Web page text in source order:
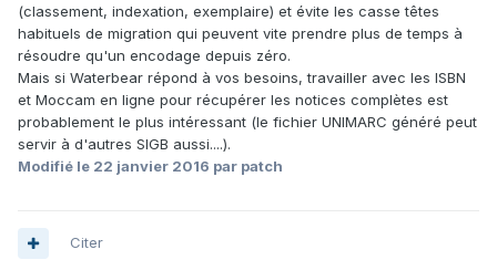
(classement, indexation, exemplaire) et évite les casse têtes
habituels de migration qui peuvent vite prendre plus de temps à
résoudre qu'un encodage depuis zéro.
Mais si Waterbear répond à vos besoins, travailler avec les ISBN
et Moccam en ligne pour récupérer les notices complètes est
probablement le plus intéressant (le fichier UNIMARC généré peut
servir à d'autres SIGB aussi....).
Modifié le 22 janvier 2016 par patch
Citer